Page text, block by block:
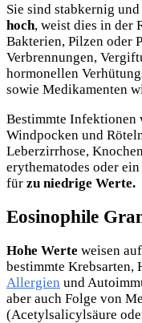
Sie sind stabkernig
hoch, weist dies in der
Bakterien, Pilzen oder
Verbrennungen,
hormonellen
sowie Medikamenten
Bestimmte Infektionen
Windpocken und
Leberzirrhose,
erythematodes oder
für zu niedrige Werte.
Eosinophile
Hohe Werte weisen
bestimmte Krebsarten,
Allergien und
aber auch Folge von
(Acetylsalicylsäure